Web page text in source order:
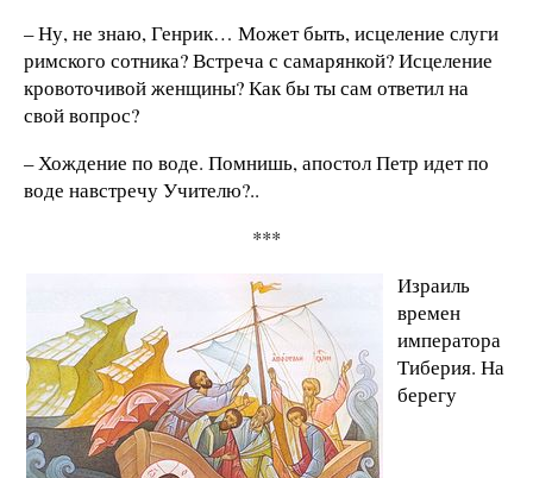
– Ну, не знаю, Генрик… Может быть, исцеление слуги
римского сотника? Встреча с самарянкой? Исцеление
кровоточивой женщины? Как бы ты сам ответил на
свой вопрос?
– Хождение по воде. Помнишь, апостол Петр идет по
воде навстречу Учителю?..
***
Израиль
времен
императора
Тиберия. На
берегу